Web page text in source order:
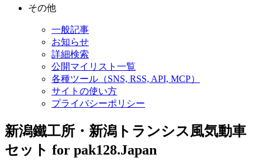
その他
一般記事
お知らせ
詳細検索
公開マイリスト一覧
各種ツール（SNS, RSS, API, MCP）
サイトの使い方
プライバシーポリシー
新潟鐵工所・新潟トランシス風気動車
セット for pak128.Japan